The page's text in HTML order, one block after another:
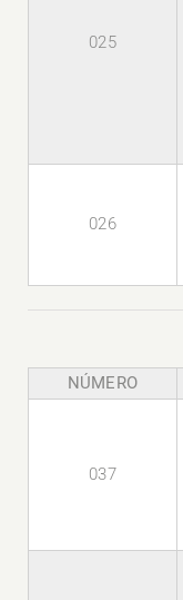
025
026
NÚMERO
037